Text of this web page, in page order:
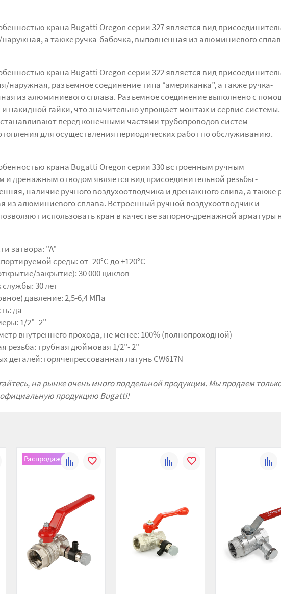
крана Bugatti Oregon серии 327 является вид
а также ручка-бабочка, выполненная из алюминиевого
крана Bugatti Oregon серии 322 является вид
наружная, разъемное соединение типа “американка”, а также ручка-
из алюминиевого сплава. Разъемное соединение выполнено с
и накидной гайки, что значительно упрощает монтаж и сервис
перед конечными частями трубопроводов систем
для осуществления периодических работ по обслуживанию.
крана Bugatti Oregon серии 330 встроенным ручным
и дренажным отводом является вид присоединительной резьбы -
наличие ручного воздухоотводчика и дренажного слива, а также
из алюминиевого сплава. Встроенный ручной воздухоотводчик и
использовать кран в качестве запорно-дренажной арматуры
затвора: "А"
среды: от -20°С до +120°С
закрытие): 30 000 циклов
30 лет
давление: 2,5-6,4 МПа
да
1/2"- 2"
внутреннего прохода, не менее: 100% (полнопроходной)
резьба: трубная дюймовая 1/2"- 2"
деталей: горячепрессованная латунь CW617N
на рынке очень много поддельной продукции. Мы продаем
продукцию Bugatti!
Распродажа
К